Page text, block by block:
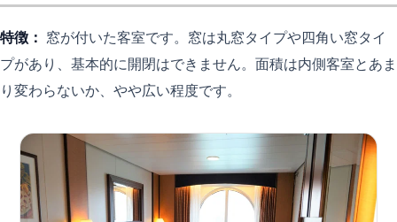
特徴：
窓が付いた客室です。窓は丸窓タイプや四角い窓タイ
プがあり、基本的に開閉はできません。面積は内側客室とあま
り変わらないか、やや広い程度です。